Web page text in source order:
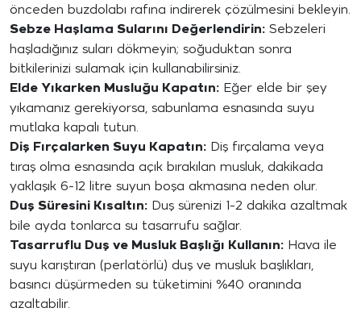
önceden buzdolabı rafına indirerek çözülmesini bekleyin.
Sebze Haşlama Sularını Değerlendirin: Sebzeleri
haşladığınız suları dökmeyin; soğuduktan sonra
bitkilerinizi sulamak için kullanabilirsiniz.
Elde Yıkarken Musluğu Kapatın: Eğer elde bir şey
yıkamanız gerekiyorsa, sabunlama esnasında suyu
mutlaka kapalı tutun.
Diş Fırçalarken Suyu Kapatın: Diş fırçalama veya
tıraş olma esnasında açık bırakılan musluk, dakikada
yaklaşık 6-12 litre suyun boşa akmasına neden olur.
Duş Süresini Kısaltın: Duş sürenizi 1-2 dakika azaltmak
bile ayda tonlarca su tasarrufu sağlar.
Tasarruflu Duş ve Musluk Başlığı Kullanın: Hava ile
suyu karıştıran (perlatörlü) duş ve musluk başlıkları,
basıncı düşürmeden su tüketimini %40 oranında
azaltabilir.